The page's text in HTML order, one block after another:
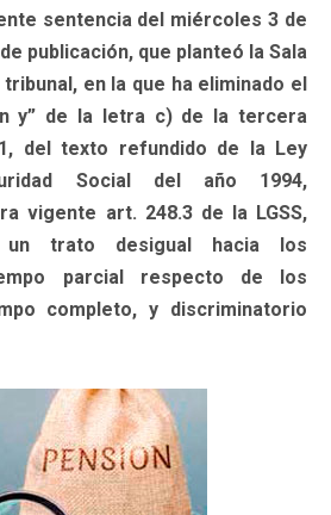
sentencia del miércoles 3 de
publicación, que planteó la Sala
en la que ha eliminado el
y” de la letra c) de la tercera
del texto refundido de la Ley
Social del año 1994,
vigente art. 248.3 de la LGSS,
un trato desigual hacia los
parcial respecto de los
completo, y discriminatorio